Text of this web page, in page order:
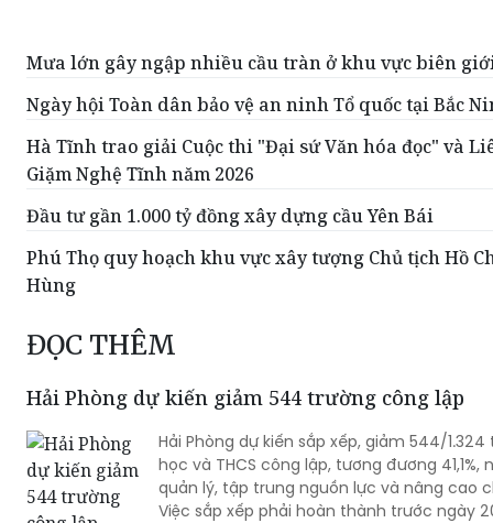
Mưa lớn gây ngập nhiều cầu tràn ở khu vực biên
Ngày hội Toàn dân bảo vệ an ninh Tổ quốc tại Bắc
Hà Tĩnh trao giải Cuộc thi "Đại sứ Văn hóa đọc" và
Giặm Nghệ Tĩnh năm 2026
Đầu tư gần 1.000 tỷ đồng xây dựng cầu Yên Bái
Phú Thọ quy hoạch khu vực xây tượng Chủ tịch Hồ
Hùng
ĐỌC THÊM
Hải Phòng dự kiến giảm 544 trường công lập
Hải Phòng dự kiến sắp xếp, giảm 544/
học và THCS công lập, tương đương
quản lý, tập trung nguồn lực và nâng cao
Việc sắp xếp phải hoàn thành trước ngày